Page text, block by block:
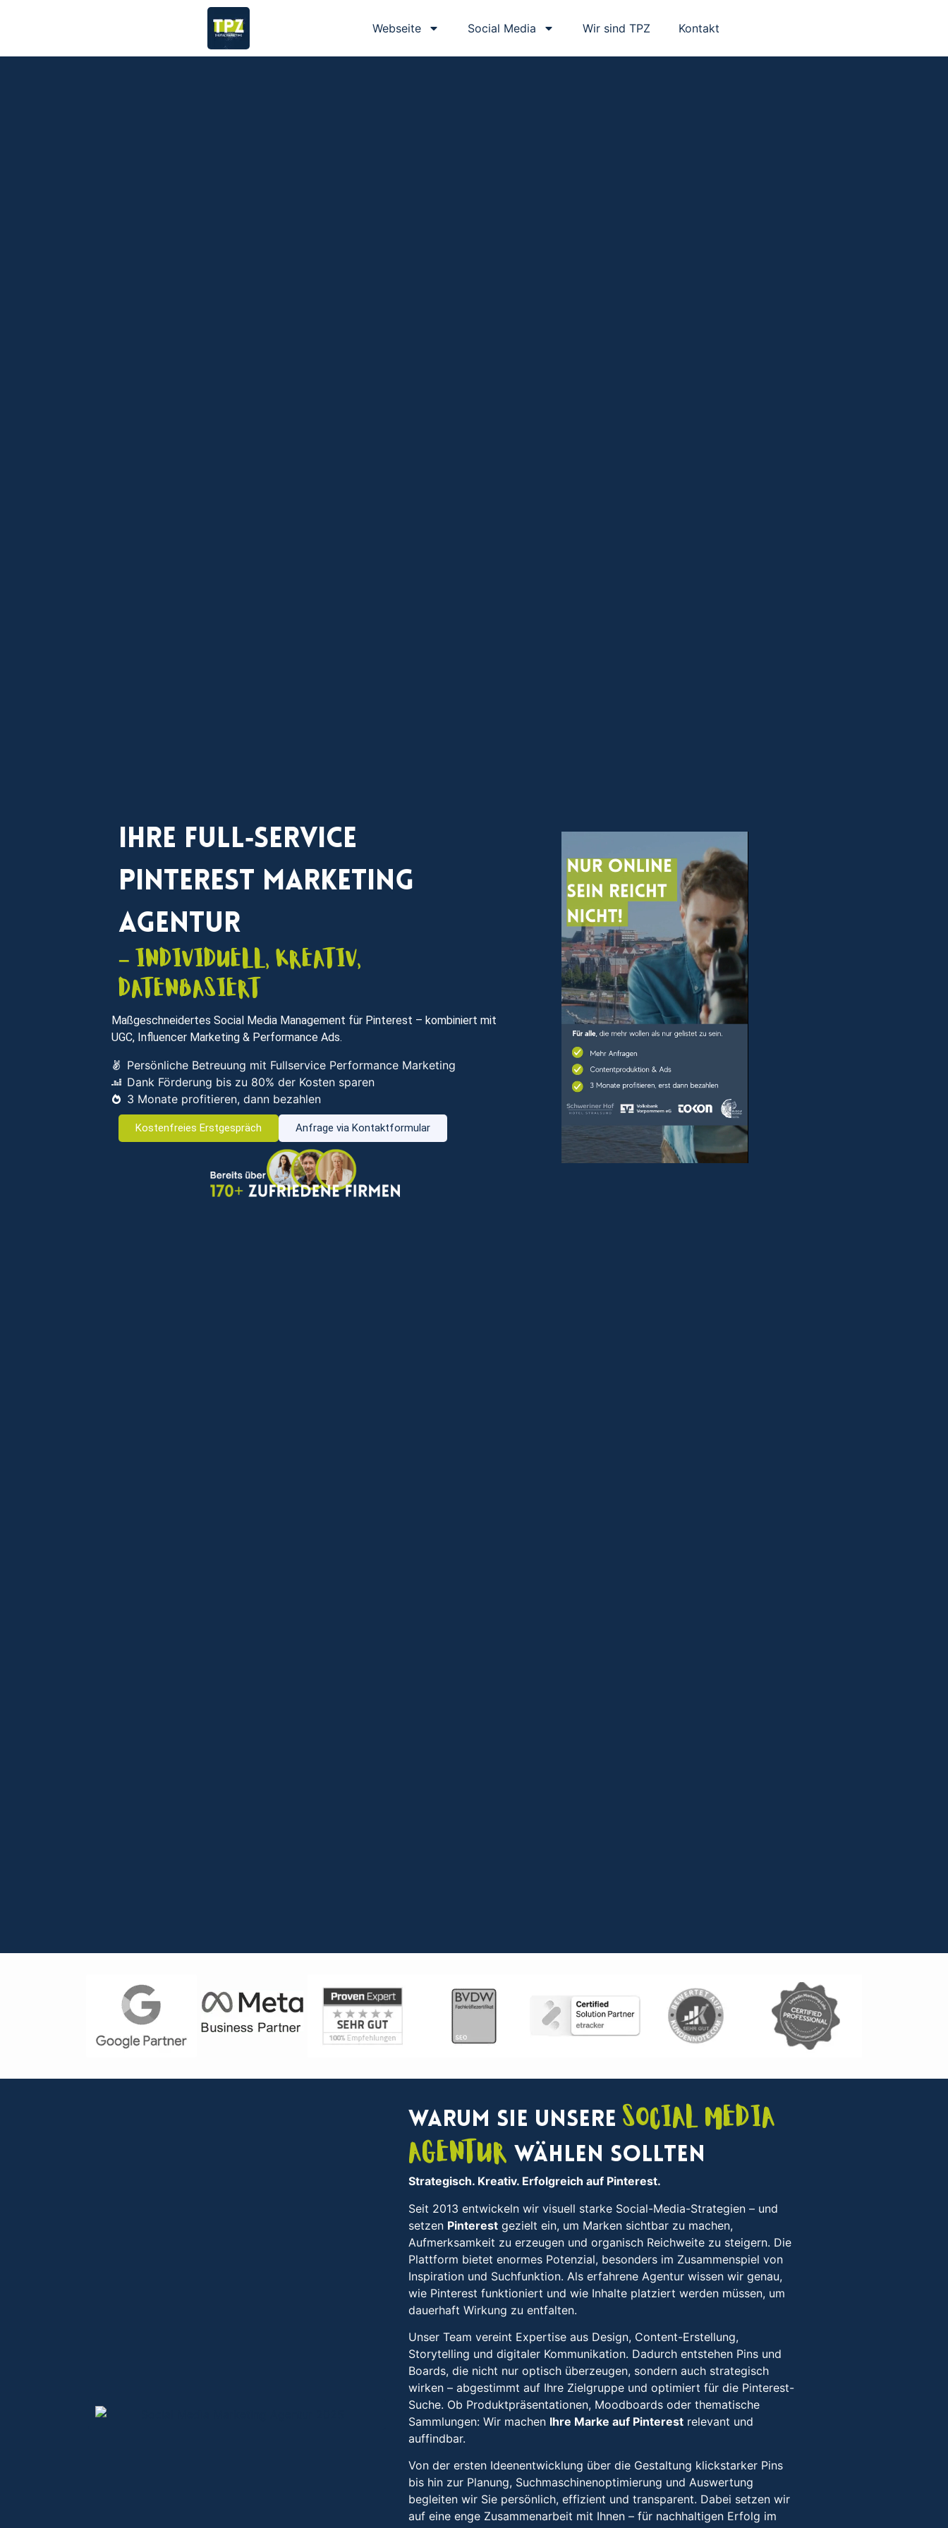
Webseite Social Media Wir sind TPZ Kontakt
Ihre Full‑Service
Pinterest Marketing
Agentur
– individuell, kreativ,
datenbasiert
Maßgeschneidertes Social Media Management für Pinterest – kombiniert mit
UGC, Influencer Marketing & Performance Ads.
Persönliche Betreuung mit Fullservice Performance Marketing
Dank Förderung bis zu 80% der Kosten sparen
3 Monate profitieren, dann bezahlen
Kostenfreies Erstgespräch Anfrage via Kontaktformular
Warum Sie unsereSocial Media
Agentur wählen sollten
Strategisch. Kreativ. Erfolgreich auf Pinterest.
Seit 2013 entwickeln wir visuell starke Social-Media-Strategien – und
setzen Pinterest gezielt ein, um Marken sichtbar zu machen,
Aufmerksamkeit zu erzeugen und organisch Reichweite zu steigern. Die
Plattform bietet enormes Potenzial, besonders im Zusammenspiel von
Inspiration und Suchfunktion. Als erfahrene Agentur wissen wir genau,
wie Pinterest funktioniert und wie Inhalte platziert werden müssen, um
dauerhaft Wirkung zu entfalten.
Unser Team vereint Expertise aus Design, Content-Erstellung,
Storytelling und digitaler Kommunikation. Dadurch entstehen Pins und
Boards, die nicht nur optisch überzeugen, sondern auch strategisch
wirken – abgestimmt auf Ihre Zielgruppe und optimiert für die Pinterest-
Suche. Ob Produktpräsentationen, Moodboards oder thematische
Sammlungen: Wir machen Ihre Marke auf Pinterest relevant und
auffindbar.
Von der ersten Ideenentwicklung über die Gestaltung klickstarker Pins
bis hin zur Planung, Suchmaschinenoptimierung und Auswertung
begleiten wir Sie persönlich, effizient und transparent. Dabei setzen wir
auf eine enge Zusammenarbeit mit Ihnen – für nachhaltigen Erfolg im